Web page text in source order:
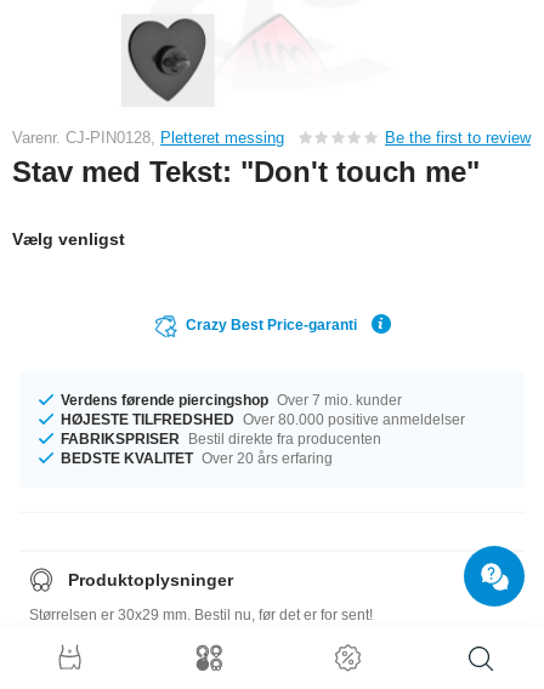
Varenr. CJ-PIN0128, Pletteret messing Be the first to review
Stav med Tekst: "Don't touch me"
Vælg venligst
Crazy Best Price-garanti
Verdens førende piercingshop Over 7 mio. kunder
HØJESTE TILFREDSHED Over 80.000 positive anmeldelser
FABRIKSPRISER
Bestil direkte fra producenten
BEDSTE KVALITET Over 20 års erfaring
Produktoplysninger
Størrelsen er 30x29 mm. Bestil nu, før det er for sent!